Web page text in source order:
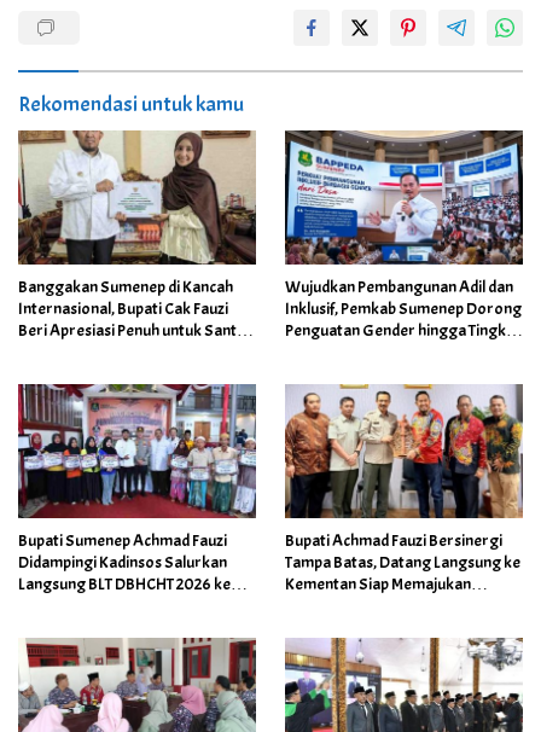
Rekomendasi untuk kamu
Banggakan Sumenep di Kancah
Internasional, Bupati Cak Fauzi
Beri Apresiasi Penuh untuk Santri
Wujudkan Pembangunan Adil dan
Inklusif, Pemkab Sumenep Dorong
Penguatan Gender hingga Tingkat
Bupati Sumenep Achmad Fauzi
Didampingi Kadinsos Salurkan
Langsung BLT DBHCHT 2026 ke
Bupati Achmad Fauzi Bersinergi
Tampa Batas, Datang Langsung ke
Kementan Siap Memajukan